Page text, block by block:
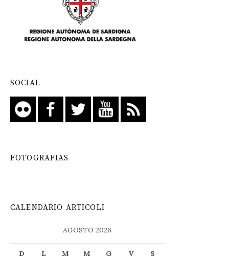
SOCIAL
FOTOGRAFIAS
CALENDARIO ARTICOLI
AGOSTO 2026
D L M M G V S